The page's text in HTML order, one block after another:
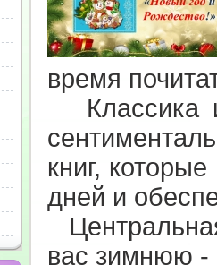
время
Классика и
книг,
дней и
вас зимнюю -